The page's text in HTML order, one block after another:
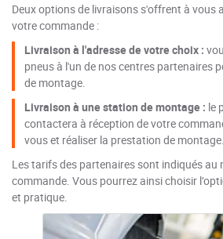
Deux options de livraisons s'offrent à vous
votre commande :
Livraison à l'adresse de votre choix :
pneus à l'un de nos centres partenaires
de montage.
Livraison à une station de montage : le
contactera à réception de votre
vous et réaliser la prestation de montage.
Les tarifs des partenaires sont indiqués au
commande. Vous pourrez ainsi choisir
et pratique.